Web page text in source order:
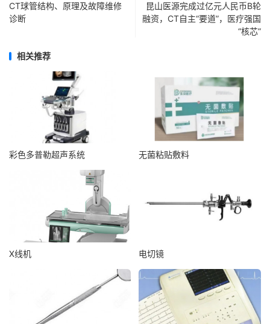
CT球管结构、原理及故障维修
诊断
昆山医源完成过亿元人民币B轮
融资，CT自主“要道”，医疗强国
“核芯”
相关推荐
彩色多普勒超声系统 无菌粘贴敷料
X线机 电切镜